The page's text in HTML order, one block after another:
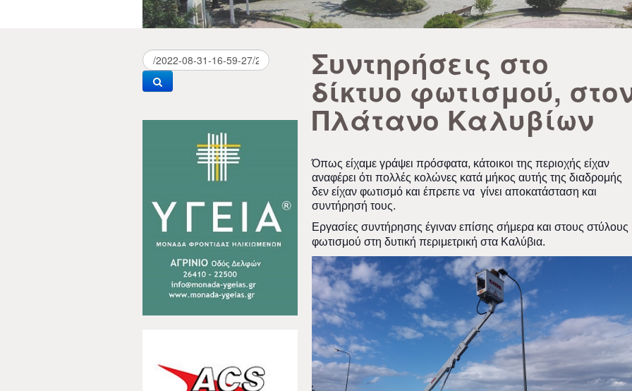
Συντηρήσεις στο
δίκτυο φωτισμού,
Πλάτανο Καλυβίων
Όπως είχαμε γράψει πρόσφατα, κάτοικοι της περιοχής είχαν
αναφέρει ότι πολλές κολώνες κατά μήκος αυτής της διαδρομής
δεν είχαν φωτισμό και έπρεπε να γίνει αποκατάσταση και
συντήρησή τους.
Εργασίες συντήρησης έγιναν επίσης σήμερα και στους στύλους
φωτισμού στη δυτική περιμετρική στα Καλύβια.